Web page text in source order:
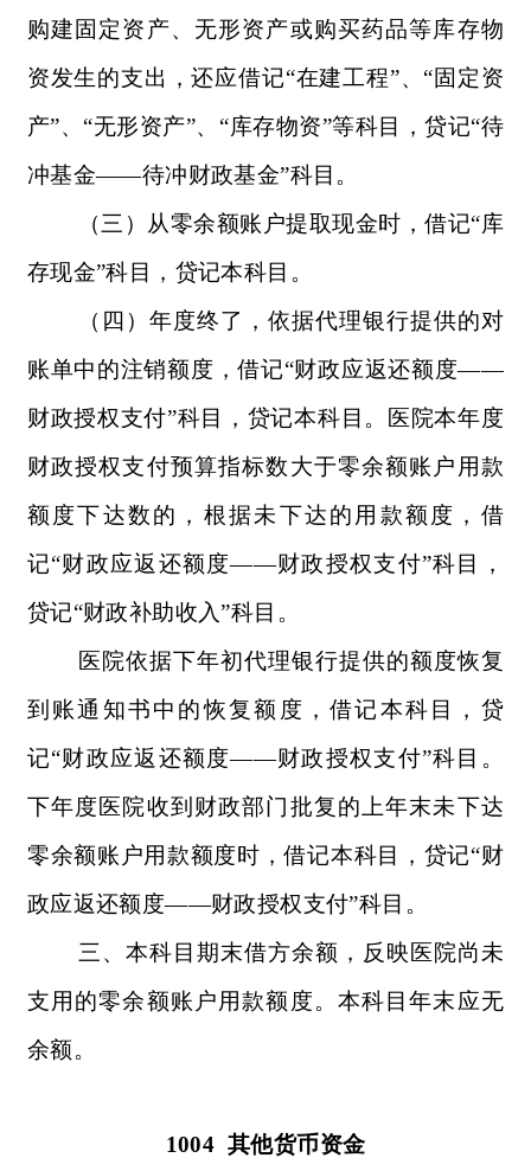
购建固定资产、无形资产或购买药品等库存物
资发生的支出，还应借记“在建工程”、“固定资
产”、“无形资产”、“库存物资”等科目，贷记“待
冲基金——待冲财政基金”科目。
（三）从零余额账户提取现金时，借记“库
存现金”科目，贷记本科目。
（四）年度终了，依据代理银行提供的对
账单中的注销额度，借记“财政应返还额度——
财政授权支付”科目，贷记本科目。医院本年度
财政授权支付预算指标数大于零余额账户用款
额度下达数的，根据未下达的用款额度，借
记“财政应返还额度——财政授权支付”科目，
贷记“财政补助收入”科目。
医院依据下年初代理银行提供的额度恢复
到账通知书中的恢复额度，借记本科目，贷
记“财政应返还额度——财政授权支付”科目。
下年度医院收到财政部门批复的上年末未下达
零余额账户用款额度时，借记本科目，贷记“财
政应返还额度——财政授权支付”科目。
三、本科目期末借方余额，反映医院尚未
支用的零余额账户用款额度。本科目年末应无
余额。
1004 其他货币资金